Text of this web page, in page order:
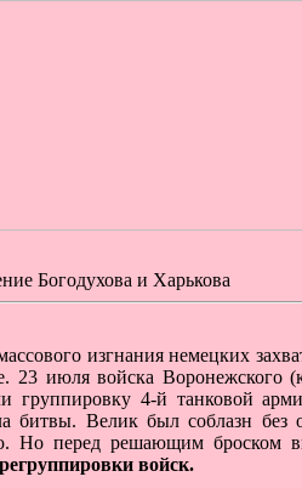
Богодухова и Харькова
изгнания немецких
23 июля войска
группировку 4-й танковой
битвы. Велик был соблазн
Но перед решающим броском
войск.